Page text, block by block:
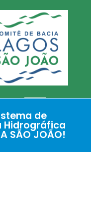
de
Hidrográfica
SÃO JOÃO!